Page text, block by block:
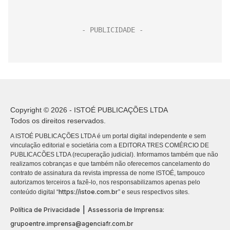
Copyright © 2026 - ISTOÉ PUBLICAÇÕES LTDA
Todos os direitos reservados.
A ISTOÉ PUBLICAÇÕES LTDA é um portal digital independente e sem
vinculação editorial e societária com a EDITORA TRES COMÉRCIO DE
PUBLICACÕES LTDA (recuperação judicial). Informamos também que não
realizamos cobranças e que também não oferecemos cancelamento do
contrato de assinatura da revista impressa de nome ISTOÉ, tampouco
autorizamos terceiros a fazê-lo, nos responsabilizamos apenas pelo
conteúdo digital “https://istoe.com.br” e seus respectivos sites.
Política de Privacidade
Assessoria de Imprensa:
grupoentre.imprensa@agenciafr.com.br